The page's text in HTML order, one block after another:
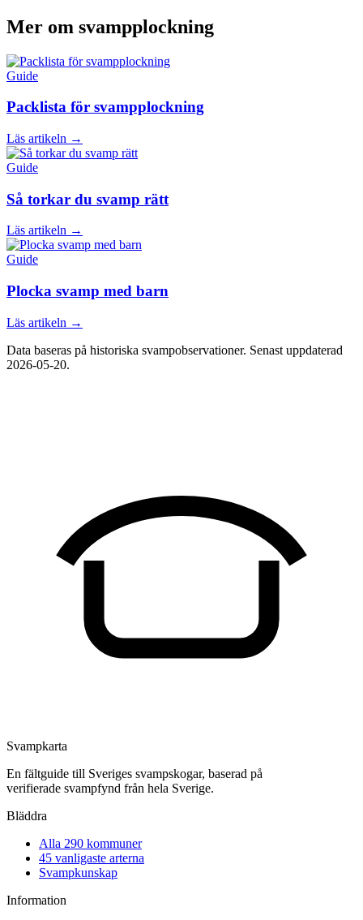
Mer om svampplockning
Guide
Packlista för svampplockning
Läs artikeln →
Guide
Så torkar du svamp rätt
Läs artikeln →
Guide
Plocka svamp med barn
Läs artikeln →
Data baseras på historiska svampobservationer. Senast uppdaterad
2026-05-20.
Svampkarta
En fältguide till Sveriges svampskogar, baserad på
verifierade svampfynd från hela Sverige.
Bläddra
Alla 290 kommuner
45 vanligaste arterna
Svampkunskap
Information